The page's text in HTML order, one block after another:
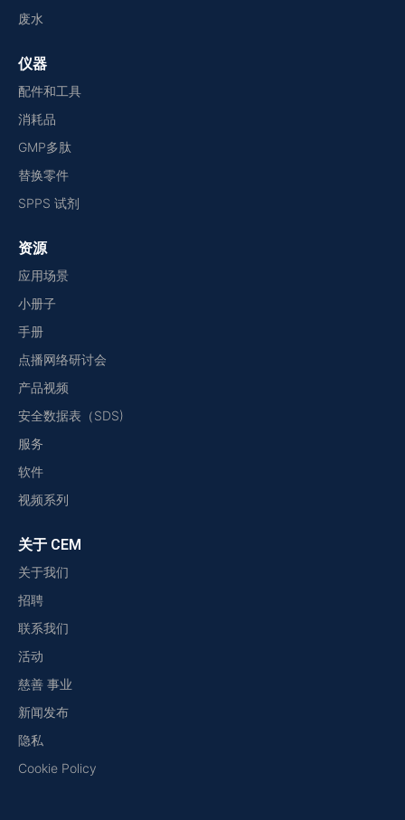
废水
仪器
配件和工具
消耗品
GMP多肽
替换零件
SPPS 试剂
资源
应用场景
小册子
手册
点播网络研讨会
产品视频
安全数据表（SDS)
服务
软件
视频系列
关于 CEM
关于我们
招聘
联系我们
活动
慈善 事业
新闻发布
隐私
Cookie Policy